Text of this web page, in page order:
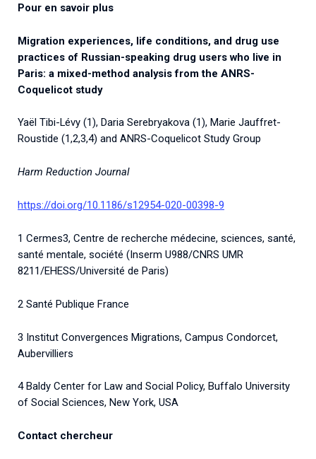
Pour en savoir plus
Migration experiences, life conditions, and drug use
practices of Russian-speaking drug users who live in
Paris: a mixed-method analysis from the ANRS-
Coquelicot study
Yaël Tibi-Lévy (1), Daria Serebryakova (1), Marie Jauffret-
Roustide (1,2,3,4) and ANRS-Coquelicot Study Group
Harm Reduction Journal
https://doi.org/10.1186/s12954-020-00398-9
1 Cermes3, Centre de recherche médecine, sciences, santé,
santé mentale, société (Inserm U988/CNRS UMR
8211/EHESS/Université de Paris)
2 Santé Publique France
3 Institut Convergences Migrations, Campus Condorcet,
Aubervilliers
4 Baldy Center for Law and Social Policy, Buffalo University
of Social Sciences, New York, USA
Contact chercheur